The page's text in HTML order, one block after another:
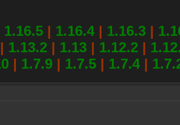
1.16.5 | 1.16.4 | 1.16.3 |
| 1.13.2 | 1.13 | 1.12.2 |
| 1.7.9 | 1.7.5 | 1.7.4 |